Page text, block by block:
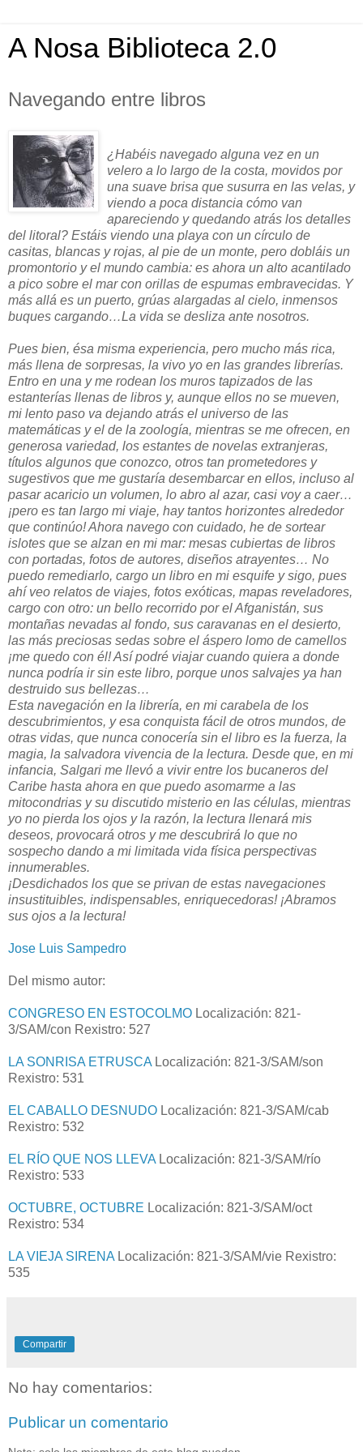
A Nosa Biblioteca 2.0
Navegando entre libros
¿Habéis navegado alguna vez en un
velero a lo largo de la costa, movidos por
una suave brisa que susurra en las velas, y
viendo a poca distancia cómo van
apareciendo y quedando atrás los detalles
del litoral? Estáis viendo una playa con un círculo de
casitas, blancas y rojas, al pie de un monte, pero dobláis un
promontorio y el mundo cambia: es ahora un alto acantilado
a pico sobre el mar con orillas de espumas embravecidas. Y
más allá es un puerto, grúas alargadas al cielo, inmensos
buques cargando…La vida se desliza ante nosotros.
Pues bien, ésa misma experiencia, pero mucho más rica,
más llena de sorpresas, la vivo yo en las grandes librerías.
Entro en una y me rodean los muros tapizados de las
estanterías llenas de libros y, aunque ellos no se mueven,
mi lento paso va dejando atrás el universo de las
matemáticas y el de la zoología, mientras se me ofrecen, en
generosa variedad, los estantes de novelas extranjeras,
títulos algunos que conozco, otros tan prometedores y
sugestivos que me gustaría desembarcar en ellos, incluso al
pasar acaricio un volumen, lo abro al azar, casi voy a caer…
¡pero es tan largo mi viaje, hay tantos horizontes alrededor
que continúo! Ahora navego con cuidado, he de sortear
islotes que se alzan en mi mar: mesas cubiertas de libros
con portadas, fotos de autores, diseños atrayentes… No
puedo remediarlo, cargo un libro en mi esquife y sigo, pues
ahí veo relatos de viajes, fotos exóticas, mapas reveladores,
cargo con otro: un bello recorrido por el Afganistán, sus
montañas nevadas al fondo, sus caravanas en el desierto,
las más preciosas sedas sobre el áspero lomo de camellos
¡me quedo con él! Así podré viajar cuando quiera a donde
nunca podría ir sin este libro, porque unos salvajes ya han
destruido sus bellezas…
Esta navegación en la librería, en mi carabela de los
descubrimientos, y esa conquista fácil de otros mundos, de
otras vidas, que nunca conocería sin el libro es la fuerza, la
magia, la salvadora vivencia de la lectura. Desde que, en mi
infancia, Salgari me llevó a vivir entre los bucaneros del
Caribe hasta ahora en que puedo asomarme a las
mitocondrias y su discutido misterio en las células, mientras
yo no pierda los ojos y la razón, la lectura llenará mis
deseos, provocará otros y me descubrirá lo que no
sospecho dando a mi limitada vida física perspectivas
innumerables.
¡Desdichados los que se privan de estas navegaciones
insustituibles, indispensables, enriquecedoras! ¡Abramos
sus ojos a la lectura!
Jose Luis Sampedro
Del mismo autor:
CONGRESO EN ESTOCOLMO Localización: 821-
3/SAM/con Rexistro: 527
LA SONRISA ETRUSCA Localización: 821-3/SAM/son
Rexistro: 531
EL CABALLO DESNUDO Localización: 821-3/SAM/cab
Rexistro: 532
EL RÍO QUE NOS LLEVA Localización: 821-3/SAM/río
Rexistro: 533
OCTUBRE, OCTUBRE Localización: 821-3/SAM/oct
Rexistro: 534
LA VIEJA SIRENA Localización: 821-3/SAM/vie Rexistro:
535
Compartir
No hay comentarios:
Publicar un comentario